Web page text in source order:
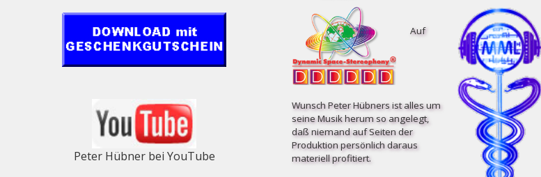
Peter Hübner bei YouTube
Auf
Wunsch Peter Hübners ist alles um
seine Musik herum so angelegt,
daß niemand auf Seiten der
Produktion persönlich daraus
materiell profitiert.